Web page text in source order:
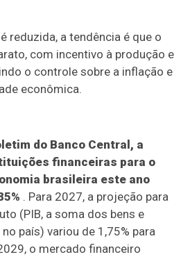
reduzida, a tendência é que o
com incentivo à produção e
o controle sobre a inflação e
econômica.
do Banco Central, a
financeiras para o
brasileira este ano
. Para 2027, a projeção para
(PIB, a soma dos bens e
país) variou de 1,75% para
o mercado financeiro